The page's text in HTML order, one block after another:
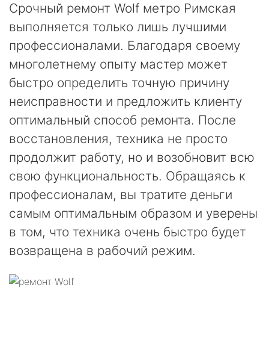
Срочный ремонт Wolf метро Римская
выполняется только лишь лучшими
профессионалами. Благодаря своему
многолетнему опыту мастер может
быстро определить точную причину
неисправности и предложить клиенту
оптимальный способ ремонта. После
восстановления, техника не просто
продолжит работу, но и возобновит всю
свою функциональность. Обращаясь к
профессионалам, вы тратите деньги
самым оптимальным образом и уверены
в том, что техника очень быстро будет
возвращена в рабочий режим.